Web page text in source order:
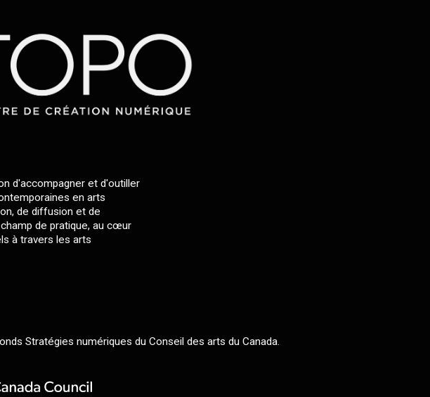
d'accompagner et d'outiller
en arts
de diffusion et de
de pratique, au cœur
à travers les arts
Stratégies numériques du Conseil des arts du Canada.